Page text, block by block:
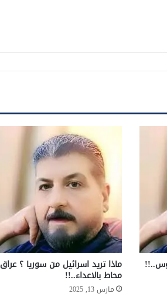
ماذا تريد اسرائيل من سوريا ؟ عراق
محاط بالاعداء..!!
مارس 13, 2025